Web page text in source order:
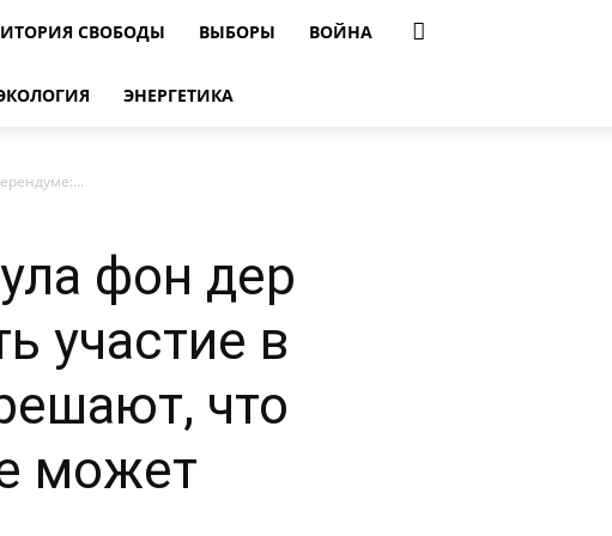
СВОБОДЫ ВЫБОРЫ ВОЙНА
ЭНЕРГЕТИКА
фон дер
участие в
что
может